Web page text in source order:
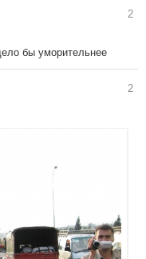
2
бы уморительнее
2